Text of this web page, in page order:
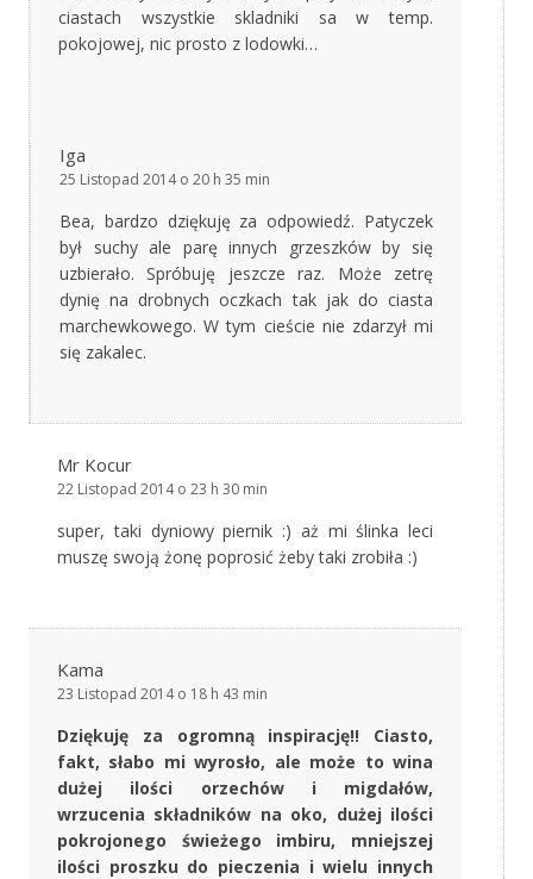
ciastach wszystkie skladniki sa w temp.
pokojowej, nic prosto z lodowki…
Iga
25 Listopad 2014 o 20 h 35 min
Bea, bardzo dziękuję za odpowiedź. Patyczek
był suchy ale parę innych grzeszków by się
uzbierało. Spróbuję jeszcze raz. Może zetrę
dynię na drobnych oczkach tak jak do ciasta
marchewkowego. W tym cieście nie zdarzył mi
się zakalec.
Mr Kocur
22 Listopad 2014 o 23 h 30 min
super, taki dyniowy piernik :) aż mi ślinka leci
muszę swoją żonę poprosić żeby taki zrobiła :)
Kama
23 Listopad 2014 o 18 h 43 min
Dziękuję za ogromną inspirację!! Ciasto,
fakt, słabo mi wyrosło, ale może to wina
dużej ilości orzechów i migdałów,
wrzucenia składników na oko, dużej ilości
pokrojonego świeżego imbiru, mniejszej
ilości proszku do pieczenia i wielu innych